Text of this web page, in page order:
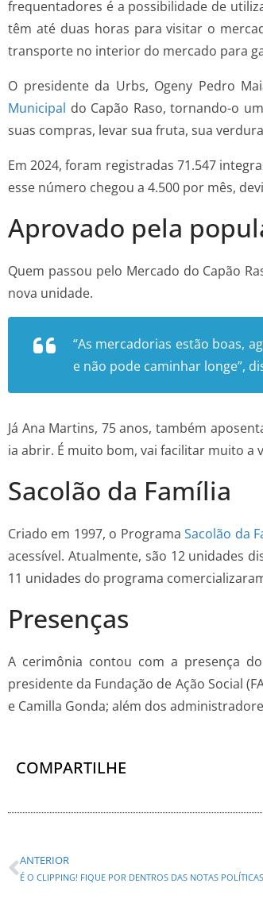
frequentadores é a possibilidade de
têm até duas horas para visitar o
transporte no interior do mercado para
O presidente da Urbs, Ogeny Pedro
Municipal do Capão Raso, tornando-o
suas compras, levar sua fruta, sua
Em 2024, foram registradas 71.547
esse número chegou a 4.500 por mês,
Aprovado pela
Quem passou pelo Mercado do Capão
nova unidade.
“As mercadorias estão boas,
e não pode caminhar longe”,
Já Ana Martins, 75 anos, também
ia abrir. É muito bom, vai facilitar muito a
Sacolão da Família
Criado em 1997, o ProgramaSacolão da
acessível. Atualmente, são 12 unidades
11 unidades do programa
Presenças
A cerimônia contou com a presença
presidente da Fundação de Ação Social
e Camilla Gonda; além dos
COMPARTILHE
ANTERIOR
É O CLIPPING! FIQUE POR DENTROS DAS NOTAS